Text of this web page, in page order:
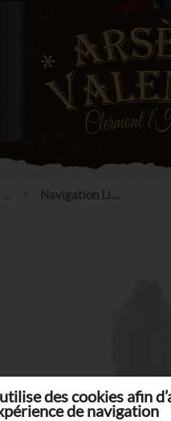
... Navigation Liquide
des cookies afin
de navigation